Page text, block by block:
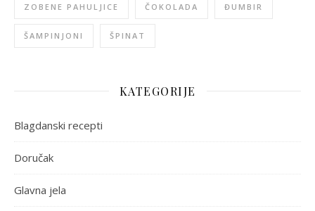
ZOBENE PAHULJICE ČOKOLADA ĐUMBIR
ŠAMPINJONI ŠPINAT
KATEGORIJE
Blagdanski recepti
Doručak
Glavna jela